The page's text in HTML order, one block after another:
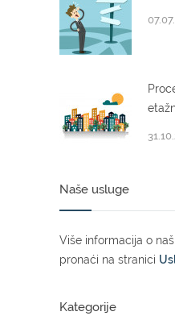
Naše usluge
Više informacija o
pronaći na stranici
Kategorije